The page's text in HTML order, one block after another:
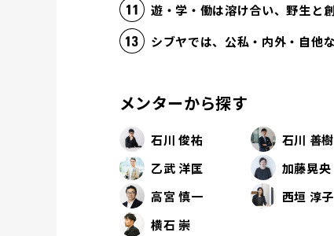
遊・学・働は溶け合い、野生と
シブヤでは、公私・内外・自他
メンターから探す
石川 俊祐 石川 善樹
乙武 洋匡
加藤晃央
高宮 慎一
西垣 淳子
横石 崇